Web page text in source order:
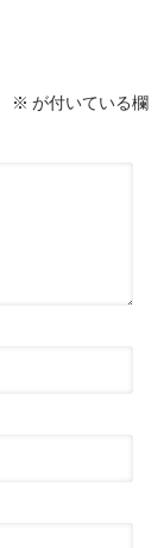
※ が付いている欄